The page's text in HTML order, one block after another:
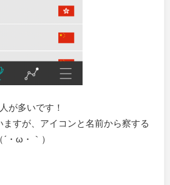
が多いです！
すが、アイコンと名前から察する
・ω・｀）